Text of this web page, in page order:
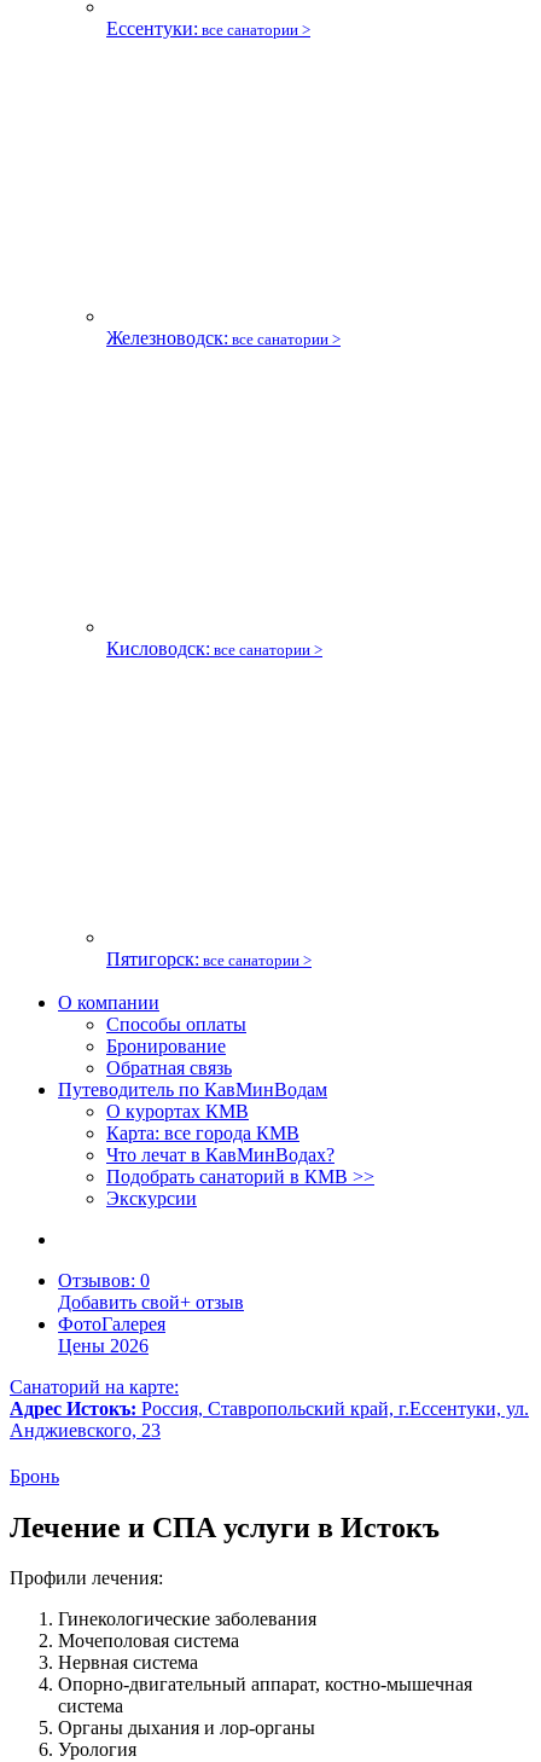
Ессентуки: все санатории >
Железноводск: все санатории >
Кисловодск: все санатории >
Пятигорск: все санатории >
О компании
Способы оплаты
Бронирование
Обратная связь
Путеводитель по КавМинВодам
О курортах КМВ
Карта: все города КМВ
Что лечат в КавМинВодах?
Подобрать санаторий в КМВ >>
Экскурсии
Отзывов: 0
Добавить свой+ отзыв
ФотоГалерея
Цены 2026
Санаторий на карте:
Адрес Истокъ: Россия, Ставропольский край, г.Ессентуки, ул.
Анджиевского, 23
Бронь
Лечение и СПА услуги в Истокъ
Профили лечения:
Гинекологические заболевания
Мочеполовая система
Нервная система
Опорно-двигательный аппарат, костно-мышечная
система
Органы дыхания и лор-органы
Урология